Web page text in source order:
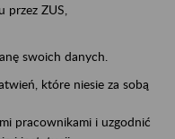
ZUS,
swoich danych.
które niesie za sobą
pracownikami i uzgodnić